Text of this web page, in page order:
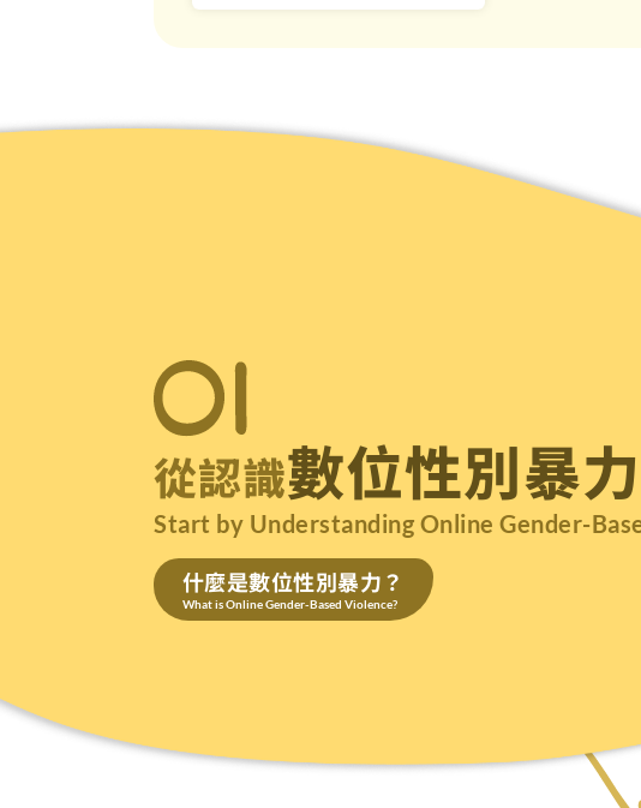
從認識數位性別暴力
Start by Understanding Online Gender-
什麼是數位性別暴力？
What is Online Gender-Based Violence?